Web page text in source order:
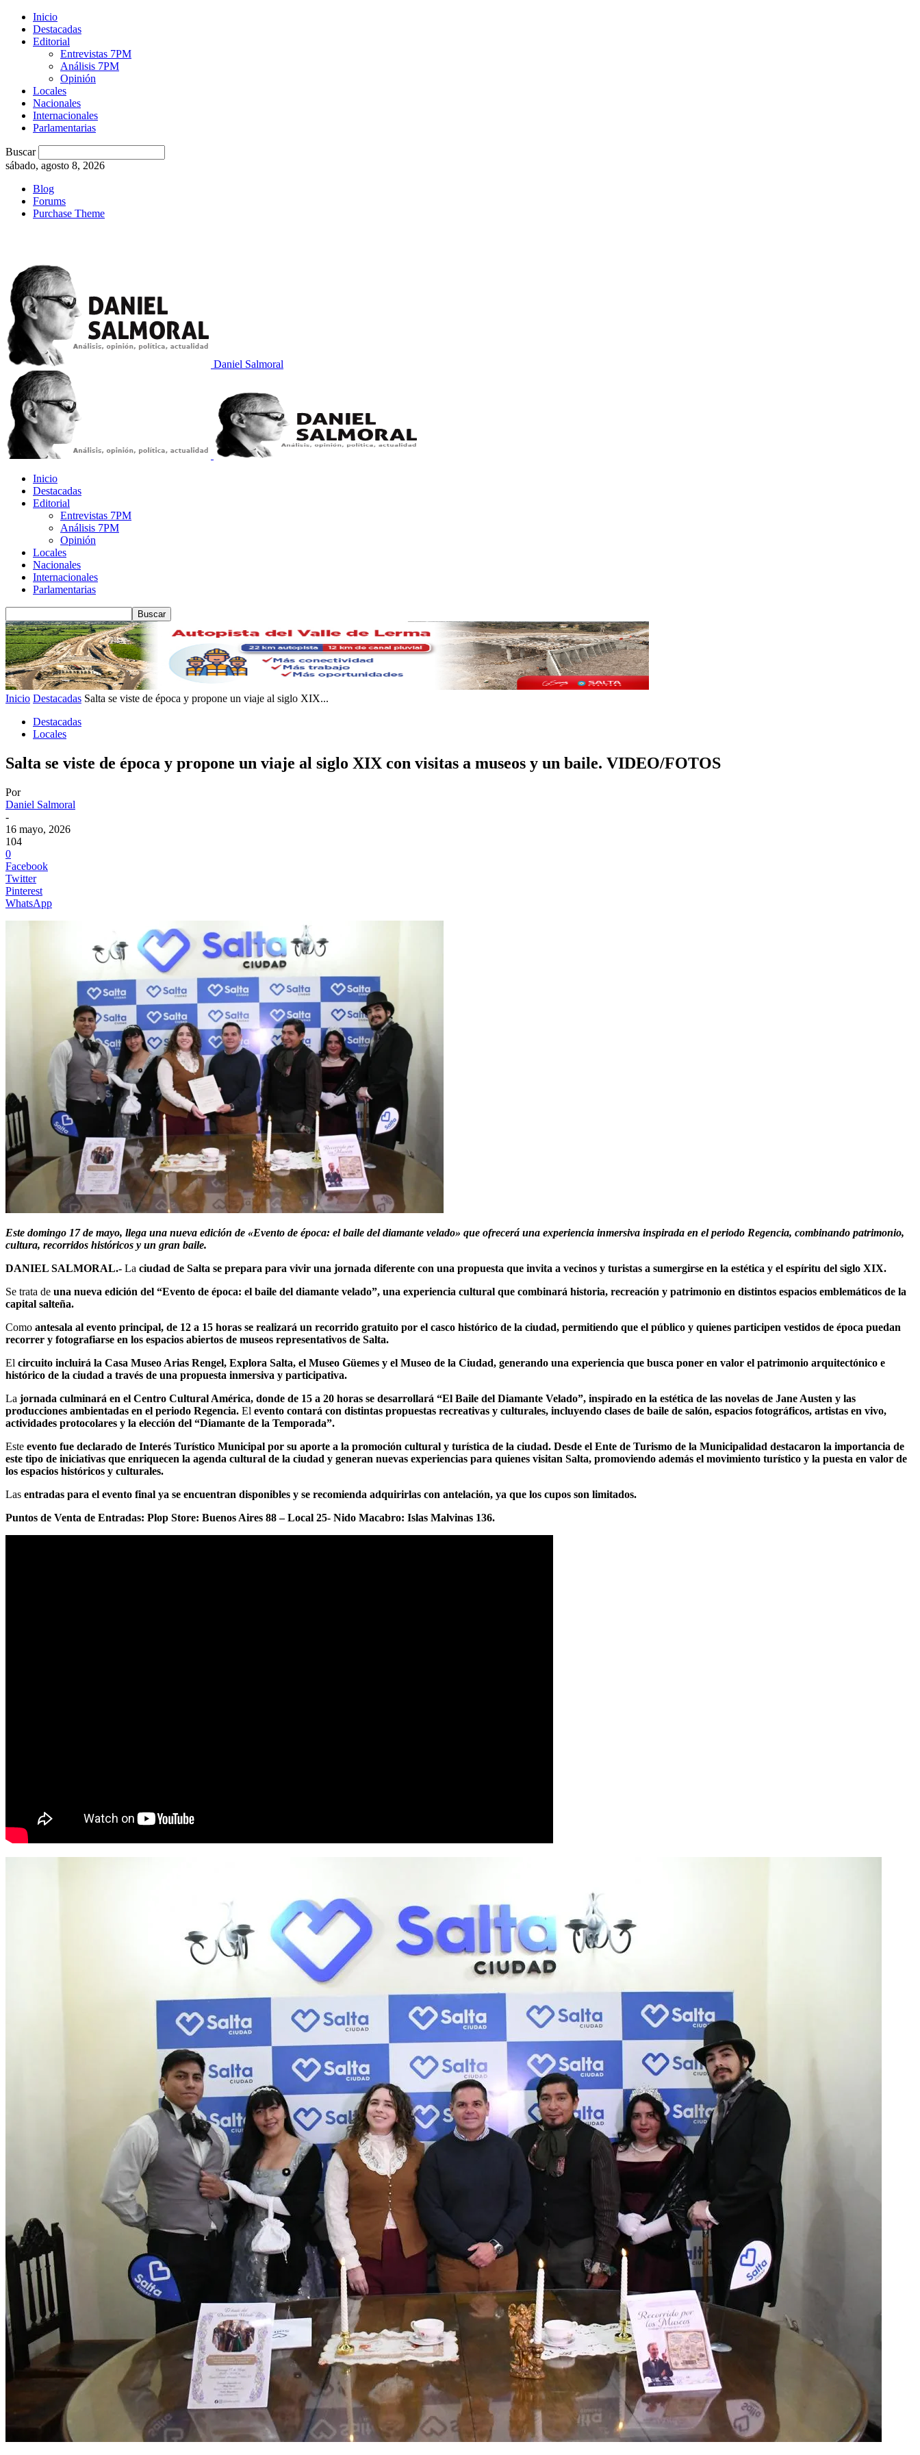
Inicio
Destacadas
Editorial
Entrevistas 7PM
Análisis 7PM
Opinión
Locales
Nacionales
Internacionales
Parlamentarias
Buscar
sábado, agosto 8, 2026
Blog
Forums
Purchase Theme
Daniel Salmoral
Inicio
Destacadas
Editorial
Entrevistas 7PM
Análisis 7PM
Opinión
Locales
Nacionales
Internacionales
Parlamentarias
Inicio Destacadas Salta se viste de época y propone un viaje al siglo XIX...
Destacadas
Locales
Salta se viste de época y propone un viaje al siglo XIX con visitas a museos y un baile. VIDEO/FOTOS
Por
Daniel Salmoral
-
16 mayo, 2026
104
0
Facebook
Twitter
Pinterest
WhatsApp
Este domingo 17 de mayo, llega una nueva edición de «Evento de época: el baile del diamante velado» que ofrecerá una experiencia inmersiva inspirada en el periodo Regencia, combinando patrimonio,
cultura, recorridos históricos y un gran baile.
DANIEL SALMORAL.- La ciudad de Salta se prepara para vivir una jornada diferente con una propuesta que invita a vecinos y turistas a sumergirse en la estética y el espíritu del siglo XIX.
Se trata de una nueva edición del “Evento de época: el baile del diamante velado”, una experiencia cultural que combinará historia, recreación y patrimonio en distintos espacios emblemáticos de la
capital salteña.
Como antesala al evento principal, de 12 a 15 horas se realizará un recorrido gratuito por el casco histórico de la ciudad, permitiendo que el público y quienes participen vestidos de época puedan
recorrer y fotografiarse en los espacios abiertos de museos representativos de Salta.
El circuito incluirá la Casa Museo Arias Rengel, Explora Salta, el Museo Güemes y el Museo de la Ciudad, generando una experiencia que busca poner en valor el patrimonio arquitectónico e
histórico de la ciudad a través de una propuesta inmersiva y participativa.
La jornada culminará en el Centro Cultural América, donde de 15 a 20 horas se desarrollará “El Baile del Diamante Velado”, inspirado en la estética de las novelas de Jane Austen y las
producciones ambientadas en el periodo Regencia. El evento contará con distintas propuestas recreativas y culturales, incluyendo clases de baile de salón, espacios fotográficos, artistas en vivo,
actividades protocolares y la elección del “Diamante de la Temporada”.
Este evento fue declarado de Interés Turístico Municipal por su aporte a la promoción cultural y turística de la ciudad. Desde el Ente de Turismo de la Municipalidad destacaron la importancia de
este tipo de iniciativas que enriquecen la agenda cultural de la ciudad y generan nuevas experiencias para quienes visitan Salta, promoviendo además el movimiento turístico y la puesta en valor de
los espacios históricos y culturales.
Las entradas para el evento final ya se encuentran disponibles y se recomienda adquirirlas con antelación, ya que los cupos son limitados.
Puntos de Venta de Entradas: Plop Store: Buenos Aires 88 – Local 25- Nido Macabro: Islas Malvinas 136.